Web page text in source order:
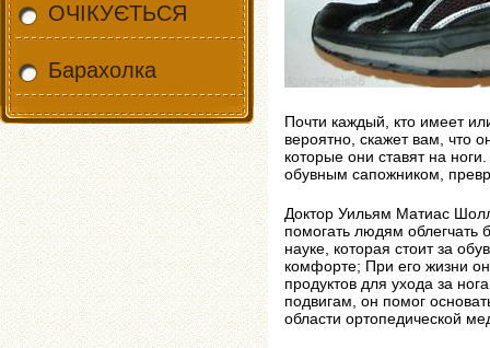
ОЧІКУЄТЬСЯ
Барахолка
Почти каждый, кто имеет
вероятно, скажет вам, что
которые они ставят на
обувным сапожником,
Доктор Уильям Матиас
помогать людям облегчать
науке, которая стоит за
комфорте; При его жизни
продуктов для ухода за
подвигам, он помог
области ортопедической